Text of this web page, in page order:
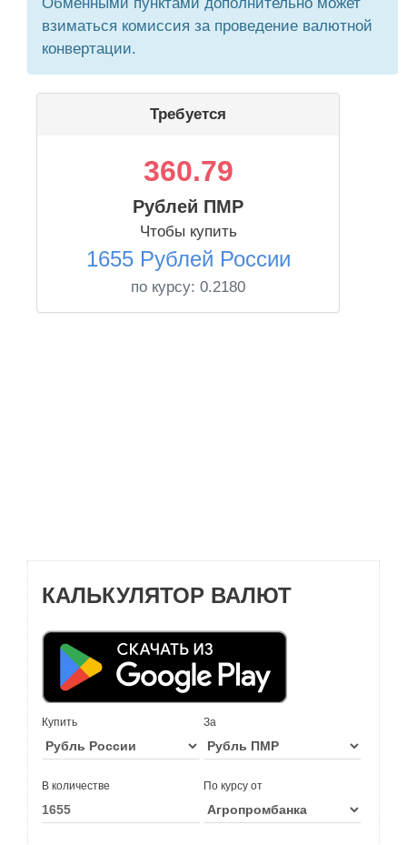
взиматься комиссия за проведение валютной
конвертации.
Требуется
360.79
Рублей ПМР
Чтобы купить
1655 Рублей России
по курсу: 0.2180
КАЛЬКУЛЯТОР ВАЛЮТ
Купить За
В количестве По курсу от